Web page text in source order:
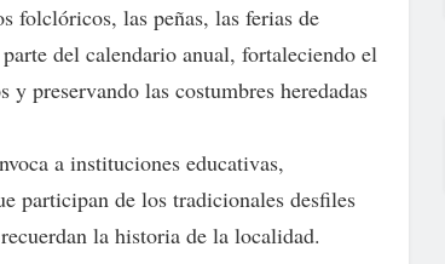
folclóricos, las peñas, las ferias de
del calendario anual, fortaleciendo el
y preservando las costumbres heredadas
a instituciones educativas,
participan de los tradicionales desfiles
la historia de la localidad.